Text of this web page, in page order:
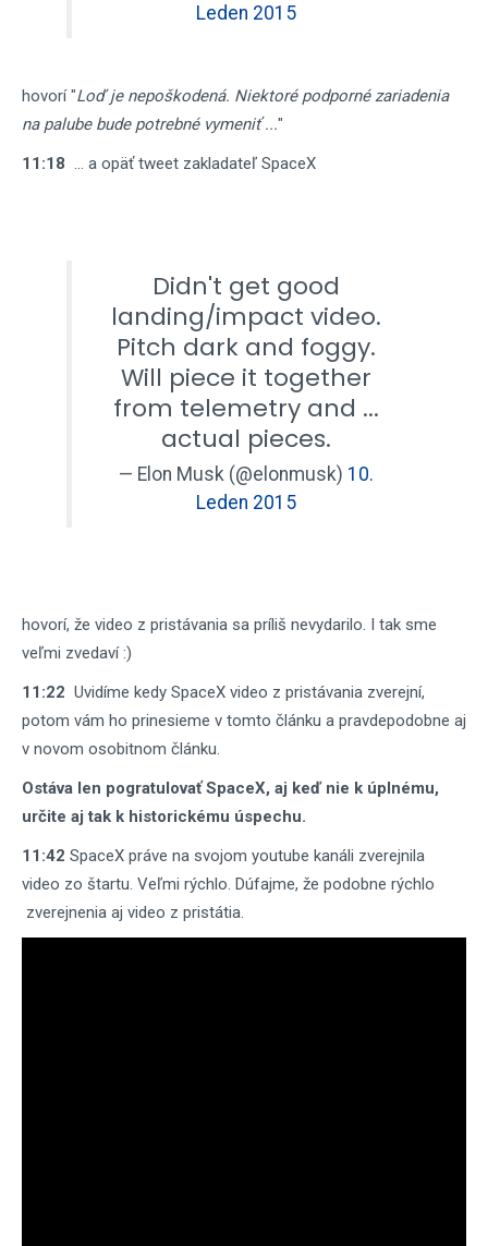
Leden 2015
hovorí "Loď je nepoškodená. Niektoré podporné zariadenia
na palube bude potrebné vymeniť ..."
11:18 ... a opäť tweet zakladateľ SpaceX
Didn't get good
landing/impact video.
Pitch dark and foggy.
Will piece it together
from telemetry and ...
actual pieces.
— Elon Musk (@elonmusk) 10.
Leden 2015
hovorí, že video z pristávania sa príliš nevydarilo. I tak sme
veľmi zvedaví :)
11:22 Uvidíme kedy SpaceX video z pristávania zverejní,
potom vám ho prinesieme v tomto článku a pravdepodobne aj
v novom osobitnom článku.
Ostáva len pogratulovať SpaceX, aj keď nie k úplnému,
určite aj tak k historickému úspechu.
11:42 SpaceX práve na svojom youtube kanáli zverejnila
video zo štartu. Veľmi rýchlo. Dúfajme, že podobne rýchlo
zverejnenia aj video z pristátia.